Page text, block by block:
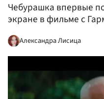
Чебурашка впервые
экране в фильме с
Александра Лисица